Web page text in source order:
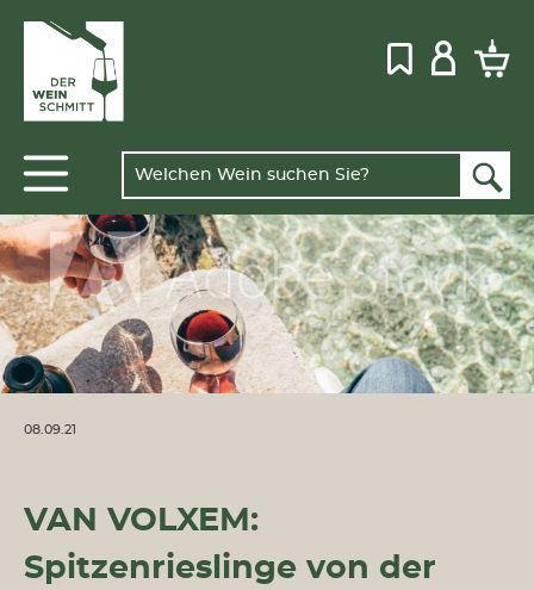
08.09.21
VAN VOLXEM:
Spitzenrieslinge von der